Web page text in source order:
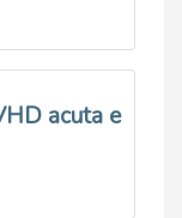
acuta e